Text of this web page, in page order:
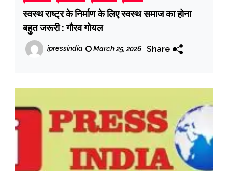
स्वस्थ राष्ट्र के निर्माण के लिए स्वस्थ समाज का होना
बहुत जरूरी : गौरव गोयल
ipressindia March 25, 2026 Share